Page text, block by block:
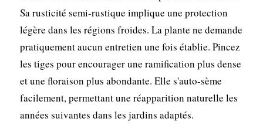
Sa rusticité semi-rustique implique une protection
légère dans les régions froides. La plante ne demande
pratiquement aucun entretien une fois établie. Pincez
les tiges pour encourager une ramification plus dense
et une floraison plus abondante. Elle s'auto-sème
facilement, permettant une réapparition naturelle les
années suivantes dans les jardins adaptés.